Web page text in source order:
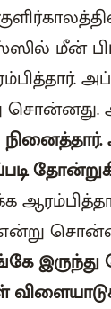
மீன்
இருந்து